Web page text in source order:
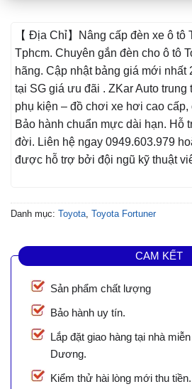
【 Địa Chỉ】Nâng cấp đèn xe ô tô
Tphcm. Chuyên gắn đèn cho ô tô
hãng. Cập nhật bảng giá mới nhất
tại SG giá ưu đãi . ZKar Auto trung
phụ kiện – đồ chơi xe hơi cao cấp,
Bảo hành chuẩn mực dài hạn. Hỗ
đời. Liên hệ ngay 0949.603.979
được hỗ trợ bởi đội ngũ kỹ thuật
Danh mục: Toyota, Toyota Fortuner
CAM KẾT
Sản phẩm chất lượng
Bảo hành uy tín.
Lắp đặt giao hàng tại nhà
Dương.
Kiểm thử hài lòng mới thu tiền.